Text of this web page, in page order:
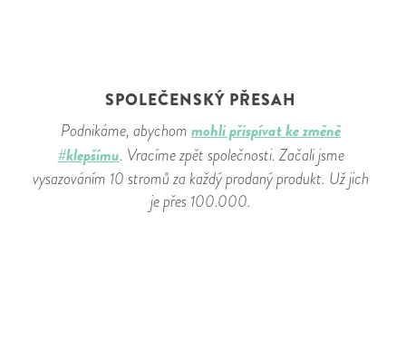
SPOLEČENSKÝ PŘESAH
Podnikáme, abychom mohli přispívat ke změně
#klepšímu. Vracíme zpět společnosti. Začali jsme
vysazováním 10 stromů za každý prodaný produkt. Už jich
je přes 100.000.